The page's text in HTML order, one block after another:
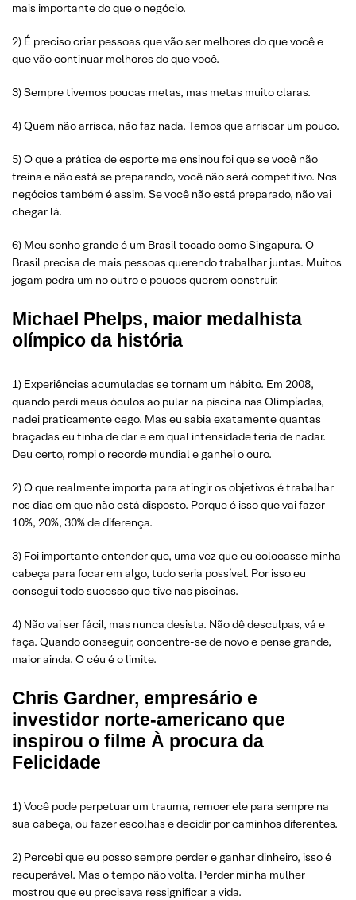
mais importante do que o negócio.
2) É preciso criar pessoas que vão ser melhores do que você e
que vão continuar melhores do que você.
3) Sempre tivemos poucas metas, mas metas muito claras.
4) Quem não arrisca, não faz nada. Temos que arriscar um pouco.
5) O que a prática de esporte me ensinou foi que se você não
treina e não está se preparando, você não será competitivo. Nos
negócios também é assim. Se você não está preparado, não vai
chegar lá.
6) Meu sonho grande é um Brasil tocado como Singapura. O
Brasil precisa de mais pessoas querendo trabalhar juntas. Muitos
jogam pedra um no outro e poucos querem construir.
Michael Phelps, maior medalhista
olímpico da história
1) Experiências acumuladas se tornam um hábito. Em 2008,
quando perdi meus óculos ao pular na piscina nas Olimpíadas,
nadei praticamente cego. Mas eu sabia exatamente quantas
braçadas eu tinha de dar e em qual intensidade teria de nadar.
Deu certo, rompi o recorde mundial e ganhei o ouro.
2) O que realmente importa para atingir os objetivos é trabalhar
nos dias em que não está disposto. Porque é isso que vai fazer
10%, 20%, 30% de diferença.
3) Foi importante entender que, uma vez que eu colocasse minha
cabeça para focar em algo, tudo seria possível. Por isso eu
consegui todo sucesso que tive nas piscinas.
4) Não vai ser fácil, mas nunca desista. Não dê desculpas, vá e
faça. Quando conseguir, concentre-se de novo e pense grande,
maior ainda. O céu é o limite.
Chris Gardner, empresário e
investidor norte-americano que
inspirou o filme À procura da
Felicidade
1) Você pode perpetuar um trauma, remoer ele para sempre na
sua cabeça, ou fazer escolhas e decidir por caminhos diferentes.
2) Percebi que eu posso sempre perder e ganhar dinheiro, isso é
recuperável. Mas o tempo não volta. Perder minha mulher
mostrou que eu precisava ressignificar a vida.